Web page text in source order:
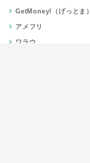
GetMoney!（げっとま）
アメフリ
ワラウ